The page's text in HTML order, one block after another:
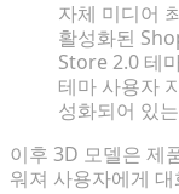
자체 미디어
활성화된
Store 2.0 테
테마 사용자
성화되어 있
이후 3D 모델은 제
워져 사용자에게